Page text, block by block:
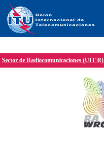
Sector de Radiocomunicaciones (UIT-R)